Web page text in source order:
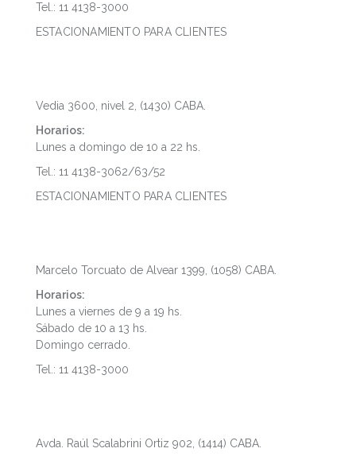
Tel.: 11 4138-3000
ESTACIONAMIENTO PARA CLIENTES
Vedia 3600, nivel 2, (1430) CABA.
Horarios:
Lunes a domingo de 10 a 22 hs.
Tel.: 11 4138-3062/63/52
ESTACIONAMIENTO PARA CLIENTES
Marcelo Torcuato de Alvear 1399, (1058) CABA.
Horarios:
Lunes a viernes de 9 a 19 hs.
Sábado de 10 a 13 hs.
Domingo cerrado.
Tel.: 11 4138-3000
Avda. Raúl Scalabrini Ortiz 902, (1414) CABA.